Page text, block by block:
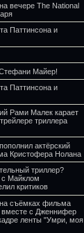
вечере The National
Паттинсона и
Майер!
Паттинсона и
Рами Малек карает
триллера
актёрский
Кристофера Нолана
триллер?
с Майклом
критиков
съёмках фильма
с Дженнифер
ленты "Умри, моя